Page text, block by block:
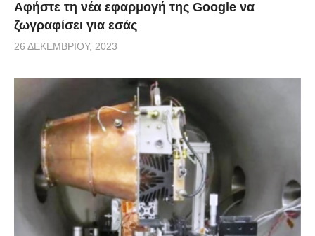
Αφήστε τη νέα εφαρμογή της Google να
ζωγραφίσει για εσάς
26 ΔΕΚΕΜΒΡΊΟΥ, 2023